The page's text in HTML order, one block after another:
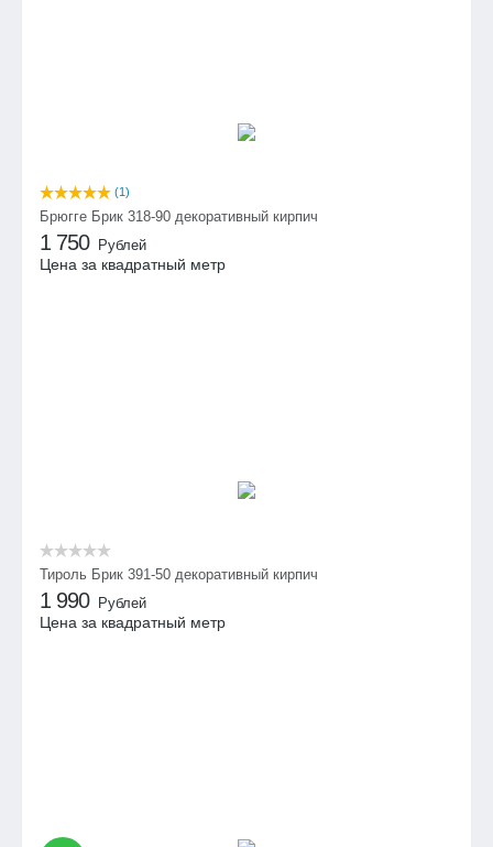
(1)
Брюгге Брик 318-90 декоративный кирпич
1 750 Рублей
Цена за квадратный метр
Тироль Брик 391-50 декоративный кирпич
1 990 Рублей
Цена за квадратный метр